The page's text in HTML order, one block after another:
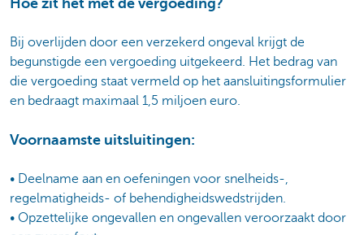
Bij overlijden door een verzekerd ongeval krijgt de
begunstigde een vergoeding uitgekeerd. Het bedrag van
die vergoeding staat vermeld op het aansluitingsformulier
en bedraagt maximaal 1,5 miljoen euro.
Voornaamste uitsluitingen:
• Deelname aan en oefeningen voor snelheids-,
regelmatigheids- of behendigheidswedstrijden.
• Opzettelijke ongevallen en ongevallen veroorzaakt door